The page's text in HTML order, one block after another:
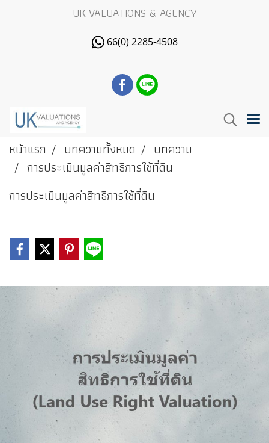
UK VALUATIONS & AGENCY
66(0) 2285-4508
หน้าแรก บทความทั้งหมด
บทความ
การประเมินมูลค่าสิทธิการใช้ที่ดิน
การประเมินมูลค่าสิทธิการใช้ที่ดิน